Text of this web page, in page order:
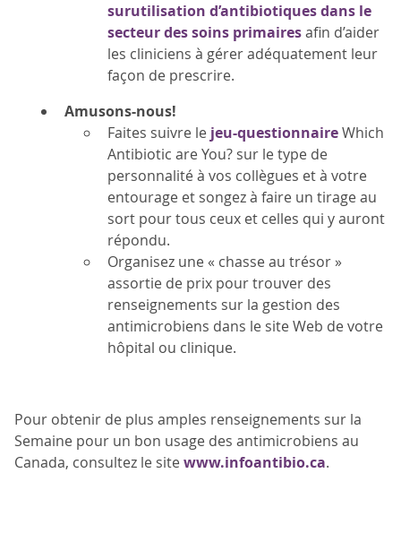
surutilisation d’antibiotiques dans le
secteur des soins primairesafin d’aider
les cliniciens à gérer adéquatement leur
façon de prescrire.
Amusons-nous!
Faites suivre le jeu-questionnaireWhich
Antibiotic are You? sur le type de
personnalité à vos collègues et à votre
entourage et songez à faire un tirage au
sort pour tous ceux et celles qui y auront
répondu.
Organisez une « chasse au trésor »
assortie de prix pour trouver des
renseignements sur la gestion des
antimicrobiens dans le site Web de votre
hôpital ou clinique.
Pour obtenir de plus amples renseignements sur la
Semaine pour un bon usage des antimicrobiens au
Canada, consultez le sitewww.infoantibio.ca.